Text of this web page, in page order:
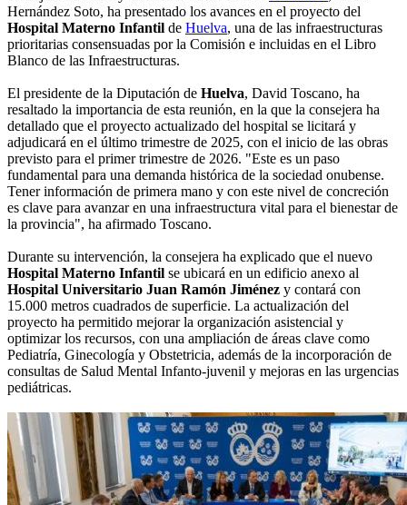
Hernández Soto, ha presentado los avances en el proyecto del
Hospital Materno Infantil de Huelva, una de las infraestructuras
prioritarias consensuadas por la Comisión e incluidas en el Libro
Blanco de las Infraestructuras.
El presidente de la Diputación de Huelva, David Toscano, ha
resaltado la importancia de esta reunión, en la que la consejera ha
detallado que el proyecto actualizado del hospital se licitará y
adjudicará en el último trimestre de 2025, con el inicio de las obras
previsto para el primer trimestre de 2026. "Este es un paso
fundamental para una demanda histórica de la sociedad onubense.
Tener información de primera mano y con este nivel de concreción
es clave para avanzar en una infraestructura vital para el bienestar de
la provincia", ha afirmado Toscano.
Durante su intervención, la consejera ha explicado que el nuevo
Hospital Materno Infantil se ubicará en un edificio anexo al
Hospital Universitario Juan Ramón Jiménez y contará con
15.000 metros cuadrados de superficie. La actualización del
proyecto ha permitido mejorar la organización asistencial y
optimizar los recursos, con una ampliación de áreas clave como
Pediatría, Ginecología y Obstetricia, además de la incorporación de
consultas de Salud Mental Infanto-juvenil y mejoras en las urgencias
pediátricas.